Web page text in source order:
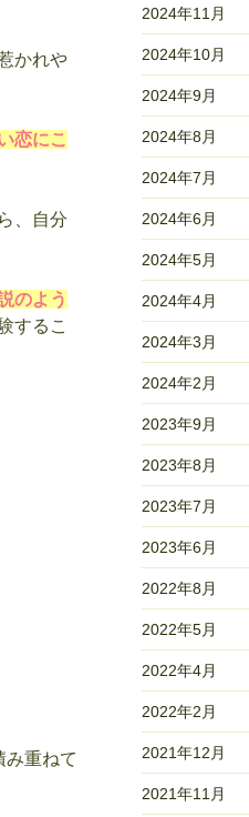
かれや
恋にこ
、自分
のよう
するこ
み重ねて
2024年11月
2024年10月
2024年9月
2024年8月
2024年7月
2024年6月
2024年5月
2024年4月
2024年3月
2024年2月
2023年9月
2023年8月
2023年7月
2023年6月
2022年8月
2022年5月
2022年4月
2022年2月
2021年12月
2021年11月